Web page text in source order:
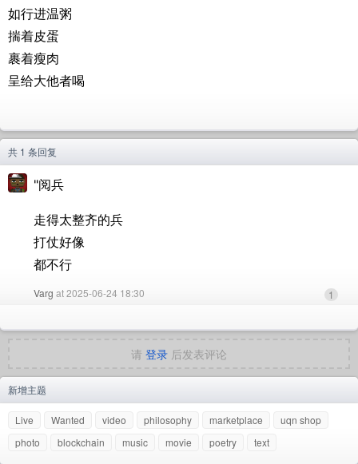
如行进温粥
揣着皮蛋
裹着瘦肉
呈给大他者喝
共 1 条回复
"阅兵
走得太整齐的兵
打仗好像
都不行
Varg at 2025-06-24 18:30 1
请 登录 后发表评论
新增主题
Live Wanted video philosophy marketplace
uqn shop
photo
blockchain music movie poetry text